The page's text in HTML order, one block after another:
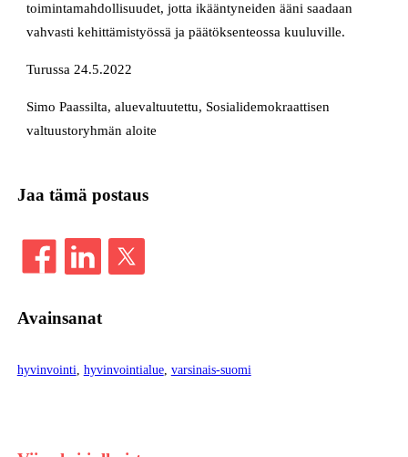
toimintamahdollisuudet, jotta ikääntyneiden ääni saadaan
vahvasti kehittämistyössä ja päätöksenteossa kuuluville.
Turussa 24.5.2022
Simo Paassilta, aluevaltuutettu, Sosialidemokraattisen
valtuustoryhmän aloite
Jaa tämä postaus
Avainsanat
hyvinvointi, hyvinvointialue, varsinais-suomi